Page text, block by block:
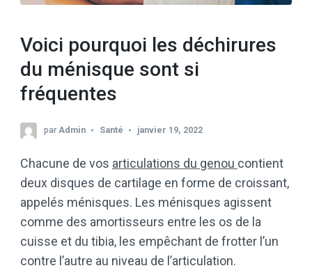
Voici pourquoi les déchirures
du ménisque sont si
fréquentes
par Admin Santé janvier 19, 2022
Chacune de vos articulations du genou contient
deux disques de cartilage en forme de croissant,
appelés ménisques. Les ménisques agissent
comme des amortisseurs entre les os de la
cuisse et du tibia, les empêchant de frotter l’un
contre l’autre au niveau de l’articulation.